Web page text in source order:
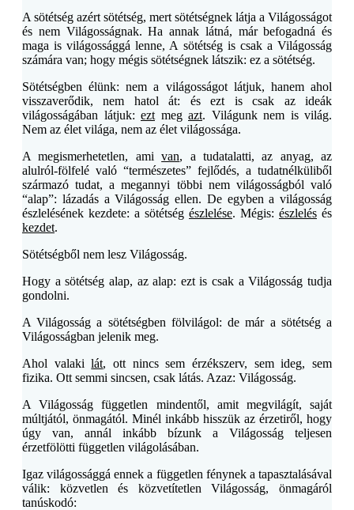
A sötétség azért sötétség, mert sötétségnek látja a Világosságot
és nem Világosságnak. Ha annak látná, már befogadná és
maga is világossággá lenne, A sötétség is csak a Világosság
számára van; hogy mégis sötétségnek látszik: ez a sötétség.
Sötétségben élünk: nem a világosságot látjuk, hanem ahol
visszaverődik, nem hatol át: és ezt is csak az ideák
világosságában látjuk: ezt meg azt. Világunk nem is világ.
Nem az élet világa, nem az élet világossága.
A megismerhetetlen, amivan, a tudatalatti, az anyag, az
alulról-fölfelé való “természetes” fejlődés, a tudatnélküliből
származó tudat, a megannyi többi nem világosságból való
“alap”: lázadás a Világosság ellen. De egyben a világosság
észlelésének kezdete: a sötétség észlelése. Mégis: észlelés és
kezdet.
Sötétségből nem lesz Világosság.
Hogy a sötétség alap, az alap: ezt is csak a Világosság tudja
gondolni.
A Világosság a sötétségben fölvilágol: de már a sötétség a
Világosságban jelenik meg.
Ahol valakilát, ott nincs sem érzékszerv, sem ideg, sem
fizika. Ott semmi sincsen, csak látás. Azaz: Világosság.
A Világosság független mindentől, amit megvilágít, saját
múltjától, önmagától. Minél inkább hisszük az érzetiről, hogy
úgy van, annál inkább bízunk a Világosság teljesen
érzetfölötti független világolásában.
Igaz világossággá ennek a független fénynek a tapasztalásával
válik: közvetlen és közvetítetlen Világosság, önmagáról
tanúskodó: